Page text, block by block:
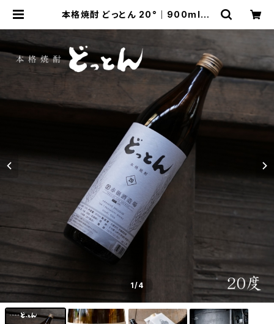
本格焼酎 どっとん 20°｜900ml【2
部門 第1位受賞】 | 赤嶺酒造場 - ON
1/4